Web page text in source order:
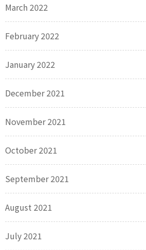
March 2022
February 2022
January 2022
December 2021
November 2021
October 2021
September 2021
August 2021
July 2021